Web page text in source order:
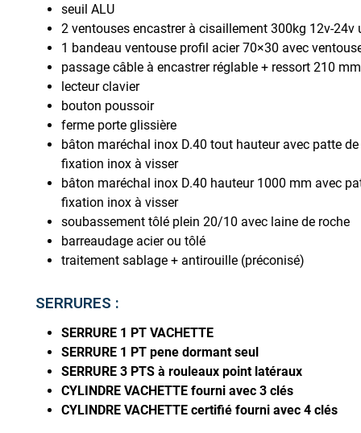
seuil ALU
2 ventouses encastrer à cisaillement 300kg 12v-24v
1 bandeau ventouse profil acier 70×30 avec
passage câble à encastrer réglable + ressort 210 mm
lecteur clavier
bouton poussoir
ferme porte glissière
bâton maréchal inox D.40 tout hauteur avec patte
fixation inox à visser
bâton maréchal inox D.40 hauteur 1000 mm avec
fixation inox à visser
soubassement tôlé plein 20/10 avec laine de roche
barreaudage acier ou tôlé
traitement sablage + antirouille (préconisé)
SERRURES :
SERRURE 1 PT VACHETTE
SERRURE 1 PT pene dormant seul
SERRURE 3 PTS à rouleaux point latéraux
CYLINDRE VACHETTE fourni avec 3 clés
CYLINDRE VACHETTE certifié fourni avec 4 clés